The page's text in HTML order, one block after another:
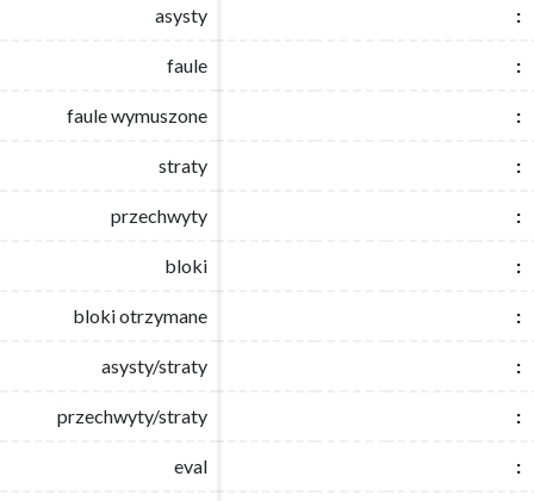
asysty :
faule :
faule wymuszone :
straty :
przechwyty :
bloki :
bloki otrzymane :
asysty/straty :
przechwyty/straty :
eval :
asysty :
faule :
faule wymuszone :
straty :
przechwyty :
bloki :
bloki otrzymane :
asysty/straty :
przechwyty/straty :
eval :